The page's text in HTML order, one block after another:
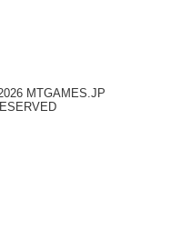
MTGAMES.JP